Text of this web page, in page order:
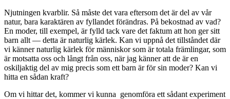
Njutningen kvarblir. Så måste det vara eftersom det är del av vår
natur, bara karaktären av fyllandet förändras. På bekostnad av vad?
En moder, till exempel, är fylld tack vare det faktum att hon ger sitt
barn allt — detta är naturlig kärlek. Kan vi uppnå det tillståndet där
vi känner naturlig kärlek för människor som är totala främlingar, som
är motsatta oss och långt från oss, när jag känner att de är en
oskiljaktig del av mig precis som ett barn är för sin moder? Kan vi
hitta en sådan kraft?
Om vi hittar det, kommer vi kunna genomföra ett sådant experiment